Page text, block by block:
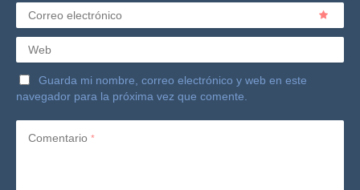
Correo electrónico
Web
Guarda mi nombre, correo electrónico y web en este
navegador para la próxima vez que comente.
Comentario *